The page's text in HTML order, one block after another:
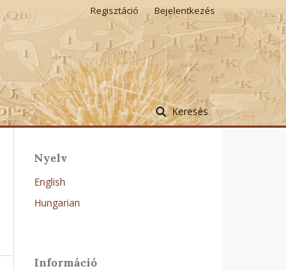
Keresés
Regisztáció Bejelentkezés
Nyelv
English
Hungarian
Információ